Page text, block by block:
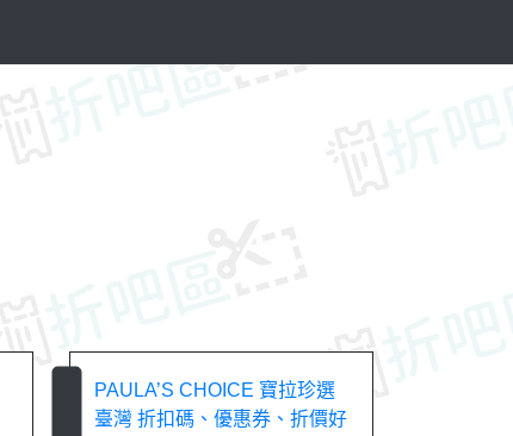
PAULA’S CHOICE 寶拉珍選
臺灣 折扣碼、優惠券、折價好